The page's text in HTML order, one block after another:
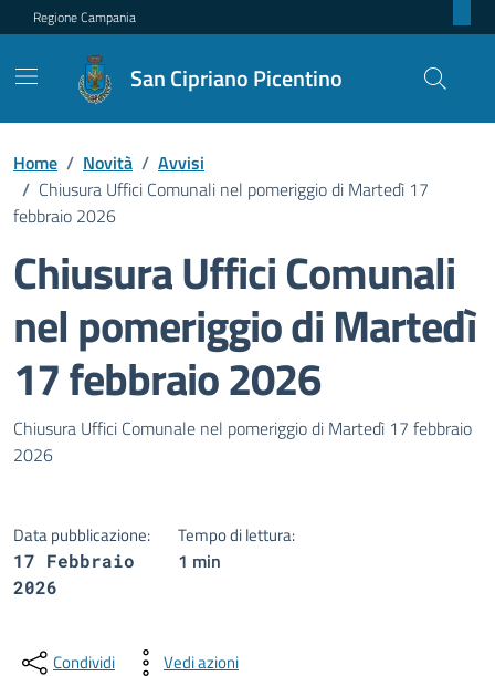
Regione Campania
San Cipriano Picentino
Home / Novità / Avvisi
/ Chiusura Uffici Comunali nel pomeriggio di Martedì 17
febbraio 2026
Chiusura Uffici Comunali
nel pomeriggio di Martedì
17 febbraio 2026
Dettagli della notizia
Chiusura Uffici Comunale nel pomeriggio di Martedì 17 febbraio
2026
Data pubblicazione:
17 Febbraio
2026
Tempo di lettura:
1 min
Condividi Vedi azioni